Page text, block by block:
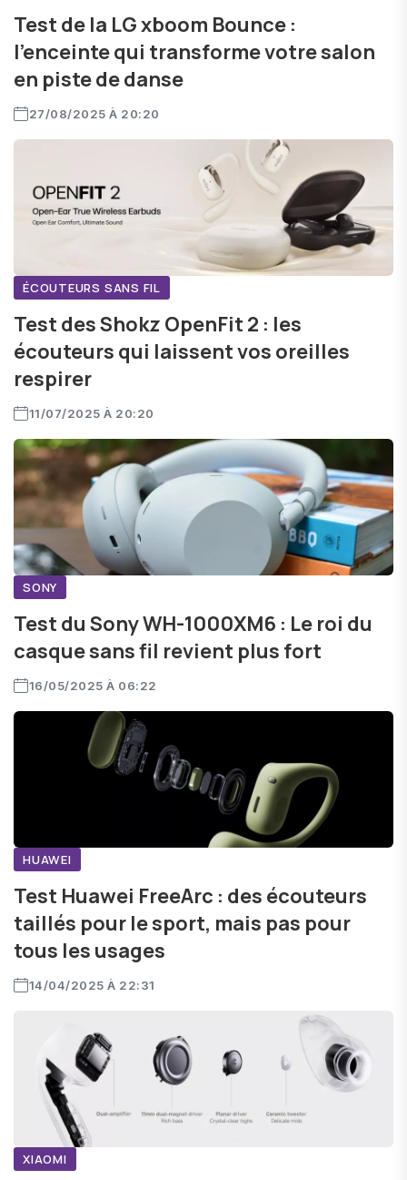
Test de la LG xboom Bounce :
l'enceinte qui transforme votre salon
en piste de danse
27/08/2025 À 20:20
ÉCOUTEURS SANS FIL
Test des Shokz OpenFit 2 : les
écouteurs qui laissent vos oreilles
respirer
11/07/2025 À 20:20
SONY
Test du Sony WH-1000XM6 : Le roi du
casque sans fil revient plus fort
16/05/2025 À 06:22
HUAWEI
Test Huawei FreeArc : des écouteurs
taillés pour le sport, mais pas pour
tous les usages
14/04/2025 À 22:31
XIAOMI